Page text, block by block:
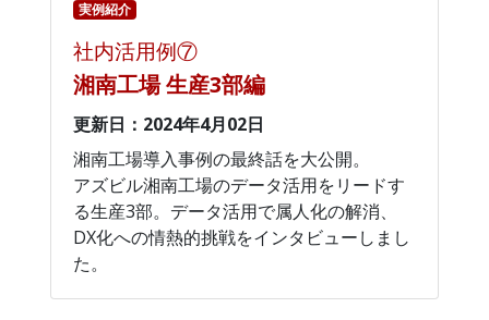
実例紹介
社内活用例⑦
湘南工場 生産3部編
更新日：2024年4月02日
湘南工場導入事例の最終話を大公開。
アズビル湘南工場のデータ活用をリードす
る生産3部。データ活用で属人化の解消、
DX化への情熱的挑戦をインタビューしまし
た。